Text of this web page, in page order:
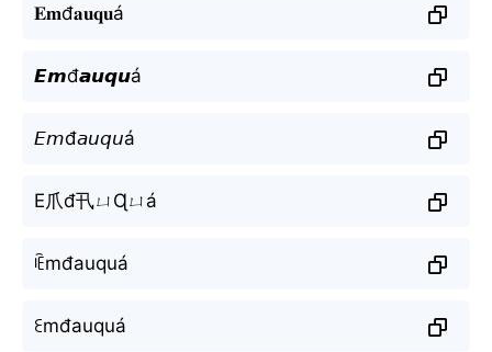
𝐄𝐦đ𝐚𝐮𝐪𝐮á
𝙀𝙢đ𝙖𝙪𝙦𝙪á
𝘌𝘮đ𝘢𝘶𝘲𝘶á
E爪đ卂ㄩɊㄩá
ꍟmđauquá
ꏂmđauquá